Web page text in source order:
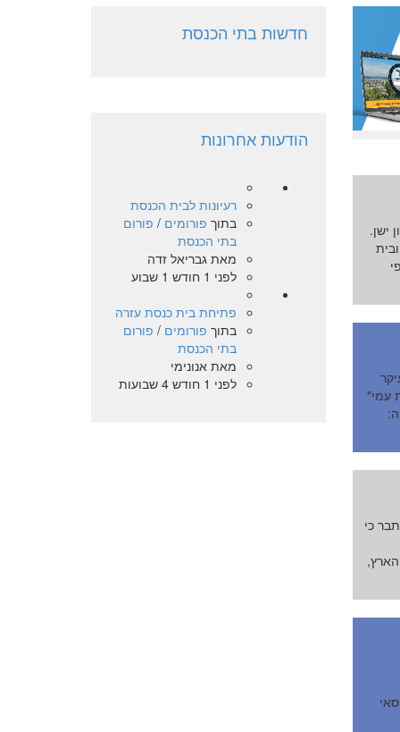
ישן.
עמי"
כי
חדשות בתי הכנסת
הודעות אחרונות
רעיונות לבית הכנסת
בתוך פורומים / פורום
בתי הכנסת
מאתגבריאל זדה
לפני 1 חודש 1 שבוע
פתיחת בית כנסת עזרה
בתוך פורומים / פורום
בתי הכנסת
מאתאנונימי
לפני 1 חודש 4 שבועות